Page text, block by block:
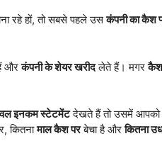
रहे हों, तो सबसे पहले उसकंपनी का कैश
औरकंपनी के शेयर खरीदलेते हैं। मगरकैश
इनकम स्टेटमेंटदेखते हैं तो उसमें आपको
कितनामाल कैश परबेचा है औरकितना